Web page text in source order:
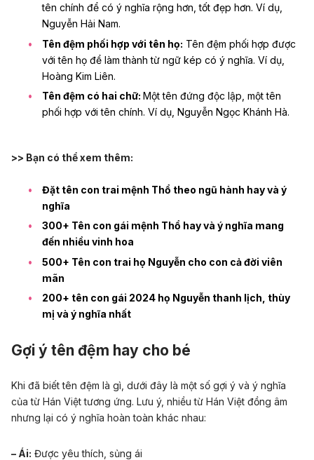
tên chính để có ý nghĩa rộng hơn, tốt đẹp hơn. Ví dụ,
Nguyễn Hải Nam.
Tên đệm phối hợp với tên họ: Tên đệm phối hợp được
với tên họ để làm thành từ ngữ kép có ý nghĩa. Ví dụ,
Hoàng Kim Liên.
Tên đệm có hai chữ: Một tên đứng độc lập, một tên
phối hợp với tên chính. Ví dụ, Nguyễn Ngọc Khánh Hà.
>> Bạn có thể xem thêm:
Đặt tên con trai mệnh Thổ theo ngũ hành hay và ý
nghĩa
300+ Tên con gái mệnh Thổ hay và ý nghĩa mang
đến nhiều vinh hoa
500+ Tên con trai họ Nguyễn cho con cả đời viên
mãn
200+ tên con gái 2024 họ Nguyễn thanh lịch, thùy
mị và ý nghĩa nhất
Gợi ý tên đệm hay cho bé
Khi đã biết tên đệm là gì, dưới đây là một số gợi ý và ý nghĩa
của từ Hán Việt tương ứng. Lưu ý, nhiều từ Hán Việt đồng âm
nhưng lại có ý nghĩa hoàn toàn khác nhau:
– Ái: Được yêu thích, sủng ái